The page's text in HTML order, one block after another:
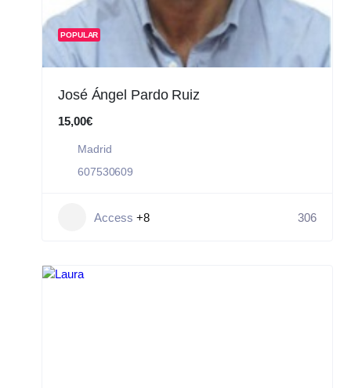
POPULAR
José Ángel Pardo Ruiz
15,00€
Madrid
607530609
Access +8 306